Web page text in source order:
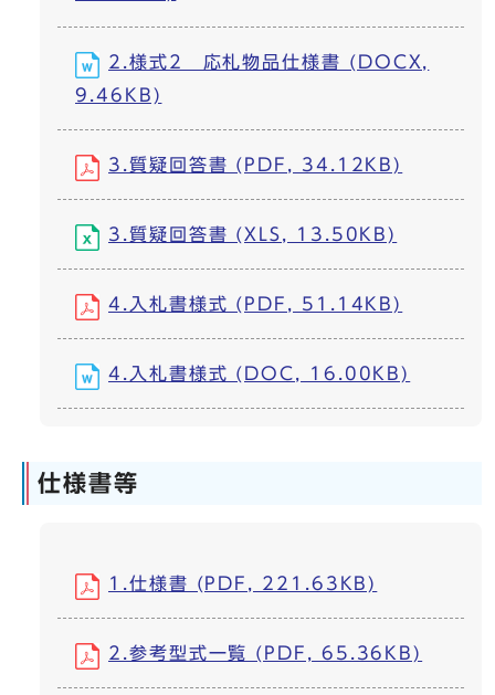
2.様式2 応札物品仕様書 (DOCX,
9.46KB)
3.質疑回答書 (PDF, 34.12KB)
3.質疑回答書 (XLS, 13.50KB)
4.入札書様式 (PDF, 51.14KB)
4.入札書様式 (DOC, 16.00KB)
仕様書等
1.仕様書 (PDF, 221.63KB)
2.参考型式一覧 (PDF, 65.36KB)